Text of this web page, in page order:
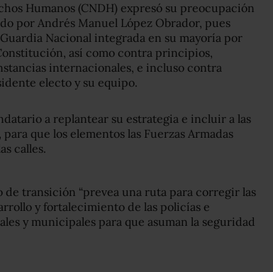
Humanos (CNDH) expresó su preocupación
por Andrés Manuel López Obrador, pues
Nacional integrada en su mayoría por
así como contra principios,
internacionales, e incluso contra
electo y su equipo.
a replantear su estrategia e incluir a las
que los elementos las Fuerzas Armadas
calles.
de transición “prevea una ruta para corregir las
y fortalecimiento de las policías e
y municipales para que asuman la seguridad